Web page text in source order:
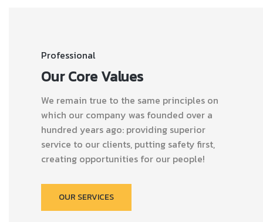
Professional
Our Core Values
We remain true to the same principles on
which our company was founded over a
hundred years ago: providing superior
service to our clients, putting safety first,
creating opportunities for our people!
OUR SERVICES